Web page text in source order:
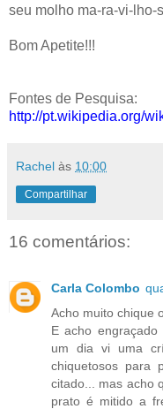
seu molho ma-ra-vi-lho-
Bom Apetite!!!
Fontes de Pesquisa:
http://pt.wikipedia.org/
Rachel às 10:00
Compartilhar
16 comentários:
Carla Colombo
Acho muito chique
E acho
um dia vi uma
chiquetosos para
citado... mas acho
prato é mitido a